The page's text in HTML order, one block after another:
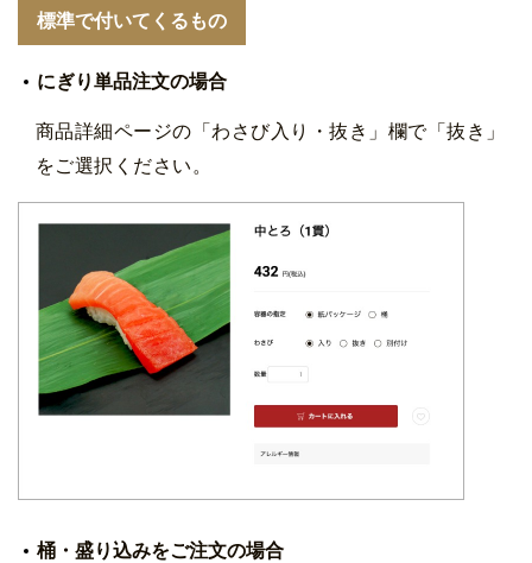
標準で付いてくるもの
にぎり単品注文の場合
商品詳細ページの「わさび入り・抜き」欄で「抜き」
をご選択ください。
桶・盛り込みをご注文の場合